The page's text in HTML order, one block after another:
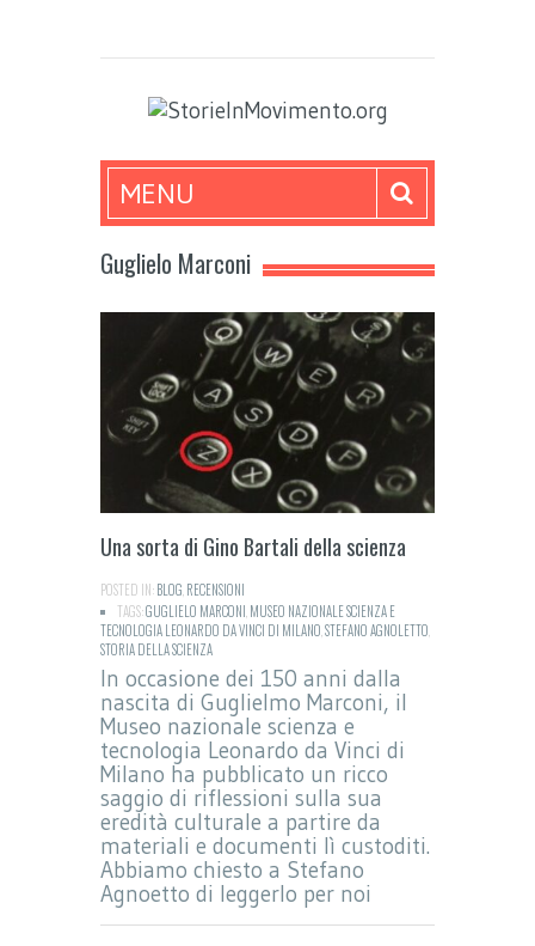
MENU
Guglielo Marconi
Una sorta di Gino Bartali della scienza
POSTED IN:BLOG RECENSIONI
TAGS:GUGLIELO MARCONI MUSEO NAZIONALE SCIENZA E
TECNOLOGIA LEONARDO DA VINCI DI MILANO STEFANO AGNOLETTO
STORIA DELLA SCIENZA
In occasione dei 150 anni dalla
nascita di Guglielmo Marconi, il
Museo nazionale scienza e
tecnologia Leonardo da Vinci di
Milano ha pubblicato un ricco
saggio di riflessioni sulla sua
eredità culturale a partire da
materiali e documenti lì custoditi.
Abbiamo chiesto a Stefano
Agnoetto di leggerlo per noi